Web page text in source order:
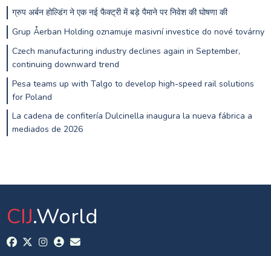
ग्रुप अर्बन होल्डिंग ने एक नई फैक्ट्री में बड़े पैमाने पर निवेश की घोषणा की
Grup Åerban Holding oznamuje masivní investice do nové továrny
Czech manufacturing industry declines again in September,
continuing downward trend
Pesa teams up with Talgo to develop high-speed rail solutions
for Poland
La cadena de confitería Dulcinella inaugura la nueva fábrica a
mediados de 2026
CIJ.World